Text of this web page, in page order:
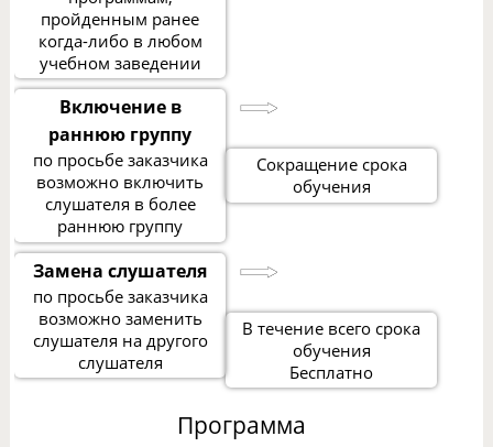
пройденным ранее
когда-либо в любом
учебном заведении
Включение в
раннюю группу
по просьбе заказчика
возможно включить
слушателя в более
раннюю группу
Сокращение срока
обучения
Замена слушателя
по просьбе заказчика
возможно заменить
слушателя на другого
слушателя
В течение всего срока
обучения
Бесплатно
Программа